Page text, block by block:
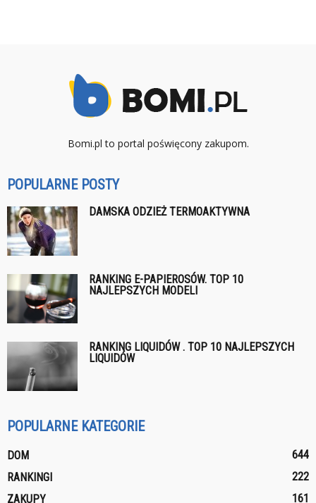
Bomi.pl to portal poświęcony zakupom.
POPULARNE POSTY
DAMSKA ODZIEŻ TERMOAKTYWNA
RANKING E-PAPIEROSÓW. TOP 10
NAJLEPSZYCH MODELI
RANKING LIQUIDÓW . TOP 10 NAJLEPSZYCH
LIQUIDÓW
POPULARNE KATEGORIE
DOM
644
RANKINGI
222
ZAKUPY
161